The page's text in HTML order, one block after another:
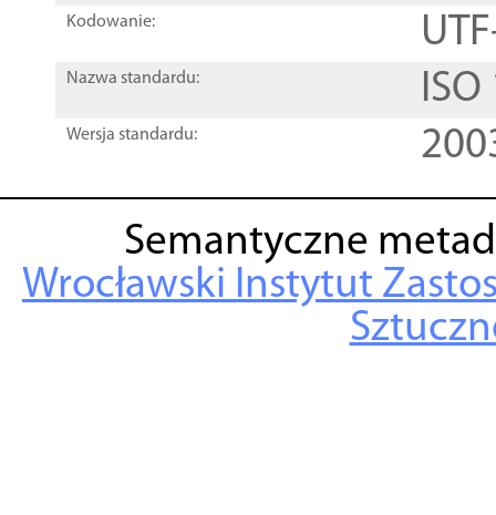
Kodowanie:
Nazwa standardu:
Wersja standardu:
Semantyczne
Wrocławski Instytut